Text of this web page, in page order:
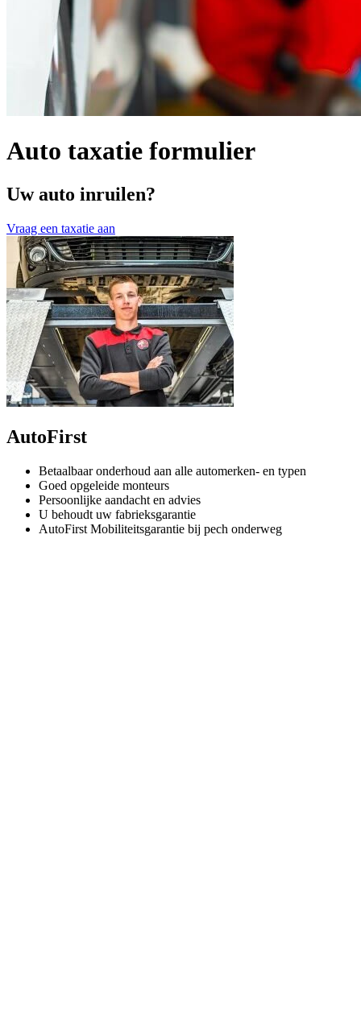
Auto taxatie formulier
Uw auto inruilen?
Vraag een taxatie aan
AutoFirst
Betaalbaar onderhoud aan alle automerken- en typen
Goed opgeleide monteurs
Persoonlijke aandacht en advies
U behoudt uw fabrieksgarantie
AutoFirst Mobiliteitsgarantie bij pech onderweg